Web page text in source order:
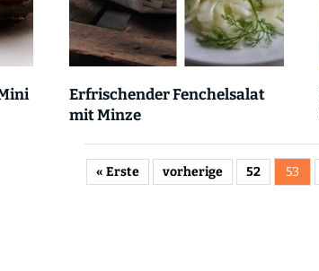
Erfrischender Fenchelsalat
mit Minze
« Erste vorherige 52 53